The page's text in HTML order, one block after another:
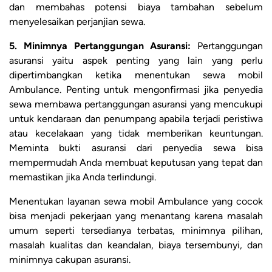
dan membahas potensi biaya tambahan sebelum
menyelesaikan perjanjian sewa.
5. Minimnya Pertanggungan Asuransi: Pertanggungan
asuransi yaitu aspek penting yang lain yang perlu
dipertimbangkan ketika menentukan sewa mobil
Ambulance. Penting untuk mengonfirmasi jika penyedia
sewa membawa pertanggungan asuransi yang mencukupi
untuk kendaraan dan penumpang apabila terjadi peristiwa
atau kecelakaan yang tidak memberikan keuntungan.
Meminta bukti asuransi dari penyedia sewa bisa
mempermudah Anda membuat keputusan yang tepat dan
memastikan jika Anda terlindungi.
Menentukan layanan sewa mobil Ambulance yang cocok
bisa menjadi pekerjaan yang menantang karena masalah
umum seperti tersedianya terbatas, minimnya pilihan,
masalah kualitas dan keandalan, biaya tersembunyi, dan
minimnya cakupan asuransi.